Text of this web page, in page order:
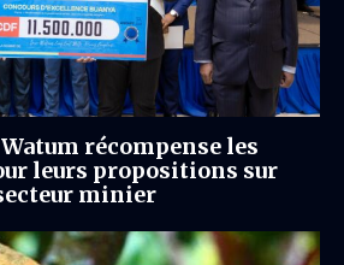
récompense les
leurs propositions sur
minier